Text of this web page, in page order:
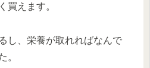
買えます。
し、栄養が取れればなんで
。